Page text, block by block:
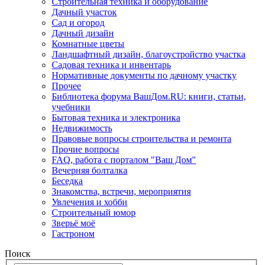
Дачный участок
Сад и огород
Дачный дизайн
Комнатные цветы
Ландшафтный дизайн, благоустройство участка
Садовая техника и инвентарь
Нормативные документы по дачному участку
Прочее
Библиотека форума ВашДом.RU: книги, статьи,
учебники
Бытовая техника и электроника
Недвижимость
Правовые вопросы строительства и ремонта
Прочие вопросы
FAQ, работа с порталом "Ваш Дом"
Вечерняя болталка
Беседка
Знакомства, встречи, мероприятия
Увлечения и хобби
Строительный юмор
Зверьё моё
Гастроном
Поиск